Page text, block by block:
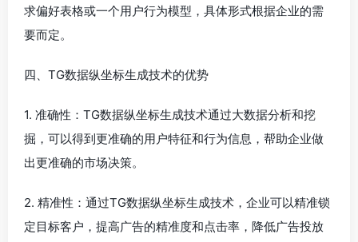
求偏好表格或一个用户行为模型，具体形式根据企业的需
要而定。
四、TG数据纵坐标生成技术的优势
1. 准确性：TG数据纵坐标生成技术通过大数据分析和挖
掘，可以得到更准确的用户特征和行为信息，帮助企业做
出更准确的市场决策。
2. 精准性：通过TG数据纵坐标生成技术，企业可以精准锁
定目标客户，提高广告的精准度和点击率，降低广告投放